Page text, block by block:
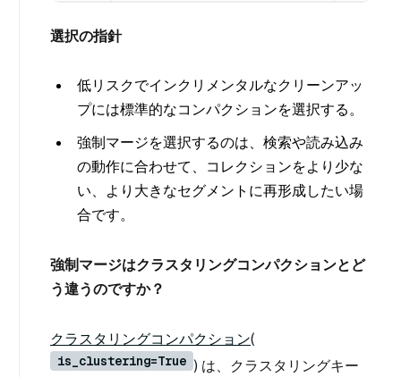
選択の指針
低リスクでインクリメンタルなクリーンアッ
プには標準的なコンパクションを選択する。
強制マージを選択するのは、検索や読み込み
の動作に合わせて、コレクションをより少な
い、より大きなセグメントに再形成したい場
合です。
強制マージはクラスタリングコンパクションとど
う違うのですか？
クラスタリングコンパクション(
is_clustering=True ) は、クラスタリングキー